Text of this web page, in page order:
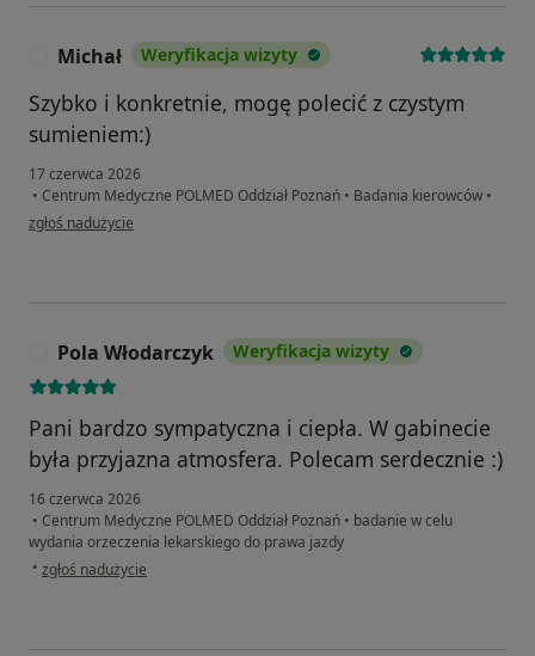
Michał Weryfikacja wizyty
Szybko i konkretnie, mogę polecić z czystym
sumieniem:)
17 czerwca 2026
• Centrum Medyczne POLMED Oddział Poznań • Badania kierowców •
w opinii użytkownika Michał
zgłoś nadużycie
Pola Włodarczyk Weryfikacja wizyty
Pani bardzo sympatyczna i ciepła. W gabinecie
była przyjazna atmosfera. Polecam serdecznie :)
16 czerwca 2026
• Centrum Medyczne POLMED Oddział Poznań • badanie w celu
wydania orzeczenia lekarskiego do prawa jazdy
• w opinii użytkownika Pola Włodarczyk
zgłoś nadużycie